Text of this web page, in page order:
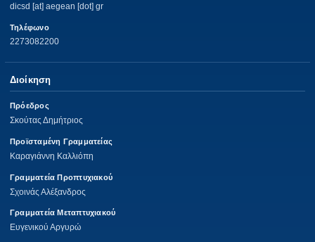
dicsd [at] aegean [dot] gr
Τηλέφωνο
2273082200
Διοίκηση
Πρόεδρος
Σκούτας Δημήτριος
Προϊσταμένη Γραμματείας
Καραγιάννη Καλλιόπη
Γραμματεία Προπτυχιακού
Σχοινάς Αλέξανδρος
Γραμματεία Μεταπτυχιακού
Ευγενικού Αργυρώ